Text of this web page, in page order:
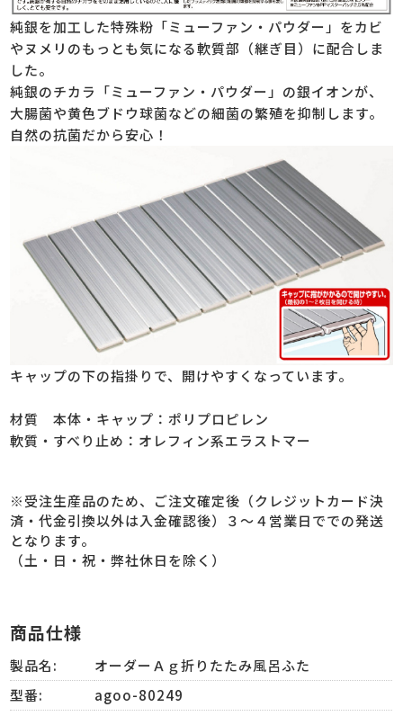
純銀を加工した特殊粉「ミューファン・パウダー」をカビ
やヌメリのもっとも気になる軟質部（継ぎ目）に配合しま
した。
純銀のチカラ「ミューファン・パウダー」の銀イオンが、
大腸菌や黄色ブドウ球菌などの細菌の繁殖を抑制します。
自然の抗菌だから安心！
キャップの下の指掛りで、開けやすくなっています。
材質 本体・キャップ：ポリプロピレン
軟質・すべり止め：オレフィン系エラストマー
※受注生産品のため、ご注文確定後（クレジットカード決
済・代金引換以外は入金確認後）３～４営業日ででの発送
となります。
（土・日・祝・弊社休日を除く）
商品仕様
製品名:
オーダーＡｇ折りたたみ風呂ふた
型番:
agoo-80249